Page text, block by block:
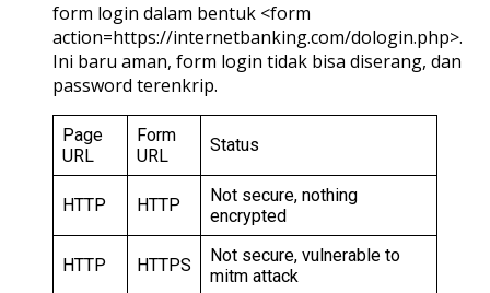
form login dalam bentuk <form
action=https://internetbanking.com/dologin.php>.
Ini baru aman, form login tidak bisa diserang, dan
password terenkrip.
Page
URL
Form
URL
Status
HTTP HTTP
Not secure, nothing
encrypted
HTTP HTTPS
Not secure, vulnerable to
mitm attack